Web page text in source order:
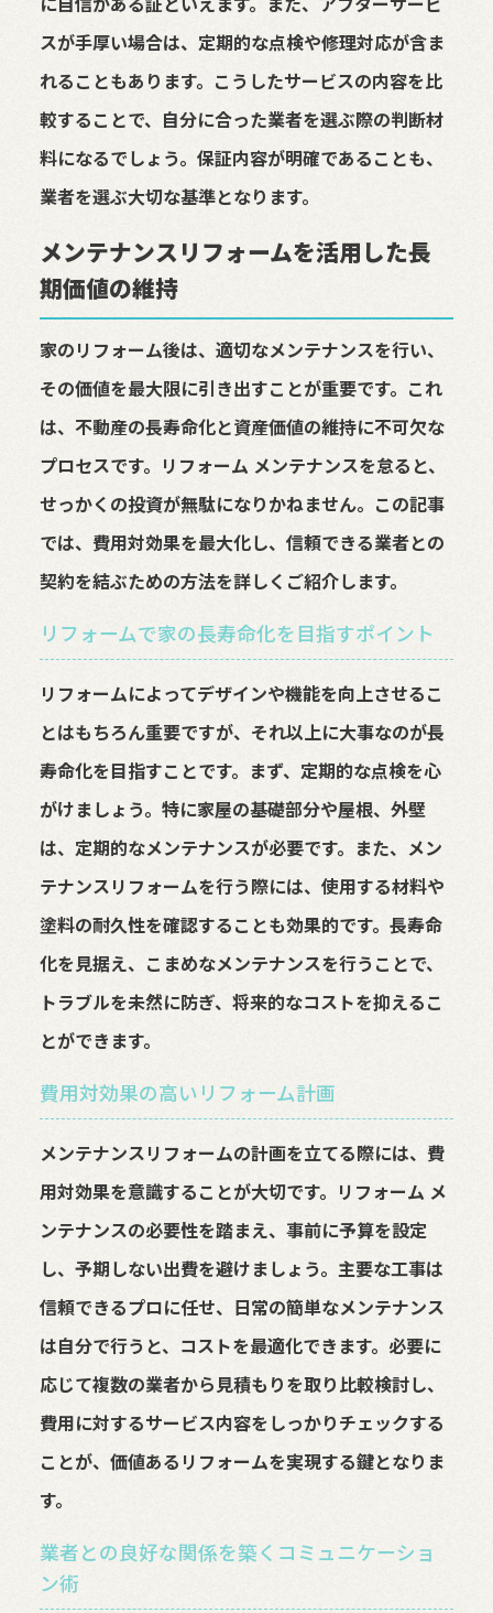
スが手厚い場合は、定期的な点検や修理対応が含ま
れることもあります。こうしたサービスの内容を比
較することで、自分に合った業者を選ぶ際の判断材
料になるでしょう。保証内容が明確であることも、
業者を選ぶ大切な基準となります。
メンテナンスリフォームを活用した長
期価値の維持
家のリフォーム後は、適切なメンテナンスを行い、
その価値を最大限に引き出すことが重要です。これ
は、不動産の長寿命化と資産価値の維持に不可欠な
プロセスです。リフォーム メンテナンスを怠ると、
せっかくの投資が無駄になりかねません。この記事
では、費用対効果を最大化し、信頼できる業者との
契約を結ぶための方法を詳しくご紹介します。
リフォームで家の長寿命化を目指すポイント
リフォームによってデザインや機能を向上させるこ
とはもちろん重要ですが、それ以上に大事なのが長
寿命化を目指すことです。まず、定期的な点検を心
がけましょう。特に家屋の基礎部分や屋根、外壁
は、定期的なメンテナンスが必要です。また、メン
テナンスリフォームを行う際には、使用する材料や
塗料の耐久性を確認することも効果的です。長寿命
化を見据え、こまめなメンテナンスを行うことで、
トラブルを未然に防ぎ、将来的なコストを抑えるこ
とができます。
費用対効果の高いリフォーム計画
メンテナンスリフォームの計画を立てる際には、費
用対効果を意識することが大切です。リフォーム メ
ンテナンスの必要性を踏まえ、事前に予算を設定
し、予期しない出費を避けましょう。主要な工事は
信頼できるプロに任せ、日常の簡単なメンテナンス
は自分で行うと、コストを最適化できます。必要に
応じて複数の業者から見積もりを取り比較検討し、
費用に対するサービス内容をしっかりチェックする
ことが、価値あるリフォームを実現する鍵となりま
す。
業者との良好な関係を築くコミュニケーショ
ン術